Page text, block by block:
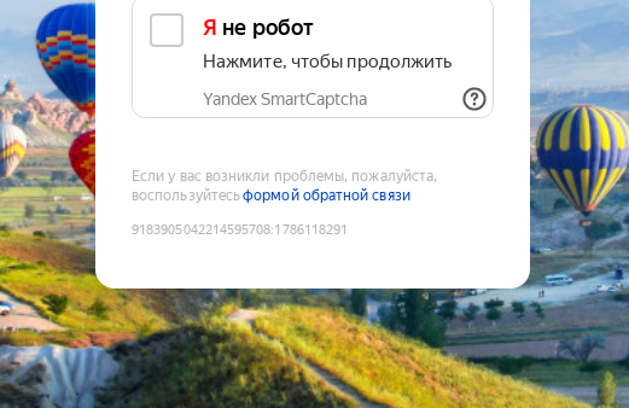
Я не робот
Нажмите, чтобы продолжить
Yandex SmartCaptcha
Если у вас возникли проблемы, пожалуйста,
воспользуйтесьформой обратной связи
9183905042214595708:1786118291